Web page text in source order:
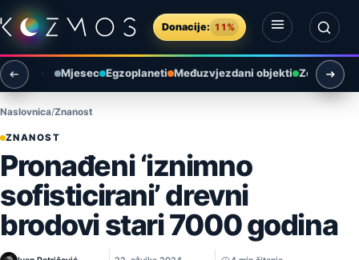
Preskoči na sadržaj
Donacije: 11%
Otvori izbornik
Otvori pretragu
Mjesec Egzoplaneti Međuzvjezdani objekti Zemlja i
Naslovnica Znanost
ZNANOST
Pronađeni ‘iznimno
sofisticirani’ drevni
brodovi stari 7000 godina